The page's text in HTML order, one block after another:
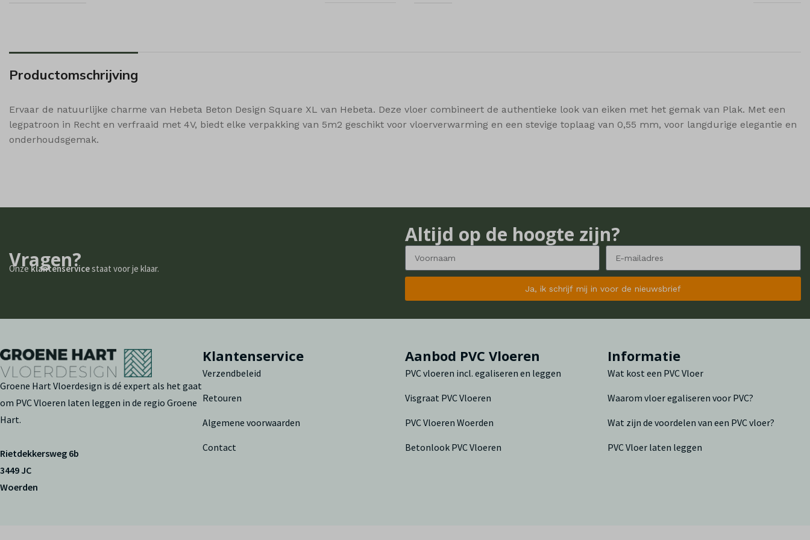
Productomschrijving
Ervaar de natuurlijke charme van Hebeta Beton Design Square XL van Hebeta. Deze vloer combineert de authentieke look van eiken met het gemak van Plak. Met een
legpatroon in Recht en verfraaid met 4V, biedt elke verpakking van 5m2 geschikt voor vloerverwarming en een stevige toplaag van 0,55 mm, voor langdurige elegantie en
onderhoudsgemak.
Vragen?
Onzeklantenservicestaat voor je klaar.
Altijd op de hoogte zijn?
Ja, ik schrijf mij in voor de nieuwsbrief
Groene Hart Vloerdesign is dé expert als het gaat
om PVC Vloeren laten leggen in de regio Groene
Hart.
Rietdekkersweg 6b
3449 JC
Woerden
Klantenservice
Verzendbeleid
Retouren
Algemene voorwaarden
Contact
Aanbod PVC Vloeren
PVC vloeren incl. egaliseren en leggen
Visgraat PVC Vloeren
PVC Vloeren Woerden
Betonlook PVC Vloeren
Informatie
Wat kost een PVC Vloer
Waarom vloer egaliseren voor PVC?
Wat zijn de voordelen van een PVC vloer?
PVC Vloer laten leggen
shop_view
woodmart_wishlist_count